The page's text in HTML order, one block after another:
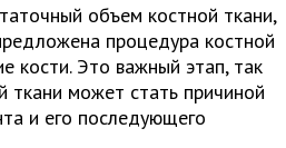
объем костной ткани,
процедура костной
кости. Это важный этап, так
ткани может стать причиной
и его последующего